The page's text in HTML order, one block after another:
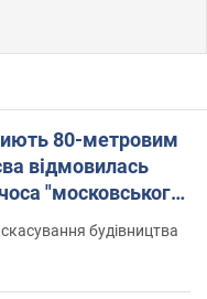
80-метровим
відмовилась
"московського
будівництва